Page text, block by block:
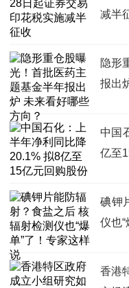
减半
隐形
报出
中国
亿至
碘钾
仪也
香港